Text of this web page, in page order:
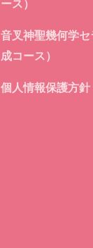
ース）
音叉神聖幾何学
成コース）
個人情報保護方針